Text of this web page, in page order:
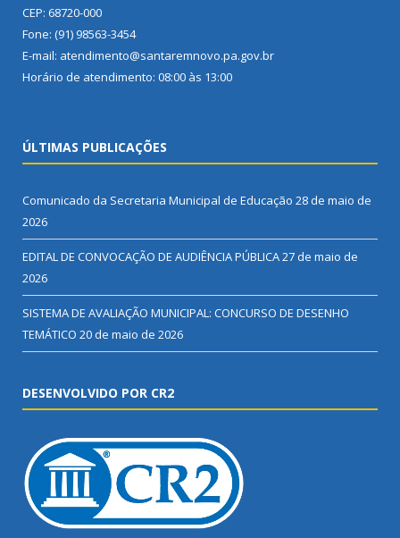
CEP: 68720-000
Fone: (91) 98563-3454
E-mail: atendimento@santaremnovo.pa.gov.br
Horário de atendimento: 08:00 às 13:00
ÚLTIMAS PUBLICAÇÕES
Comunicado da Secretaria Municipal de Educação 28 de maio de
2026
EDITAL DE CONVOCAÇÃO DE AUDIÊNCIA PÚBLICA27 de maio de
2026
SISTEMA DE AVALIAÇÃO MUNICIPAL: CONCURSO DE DESENHO
TEMÁTICO 20 de maio de 2026
DESENVOLVIDO POR CR2